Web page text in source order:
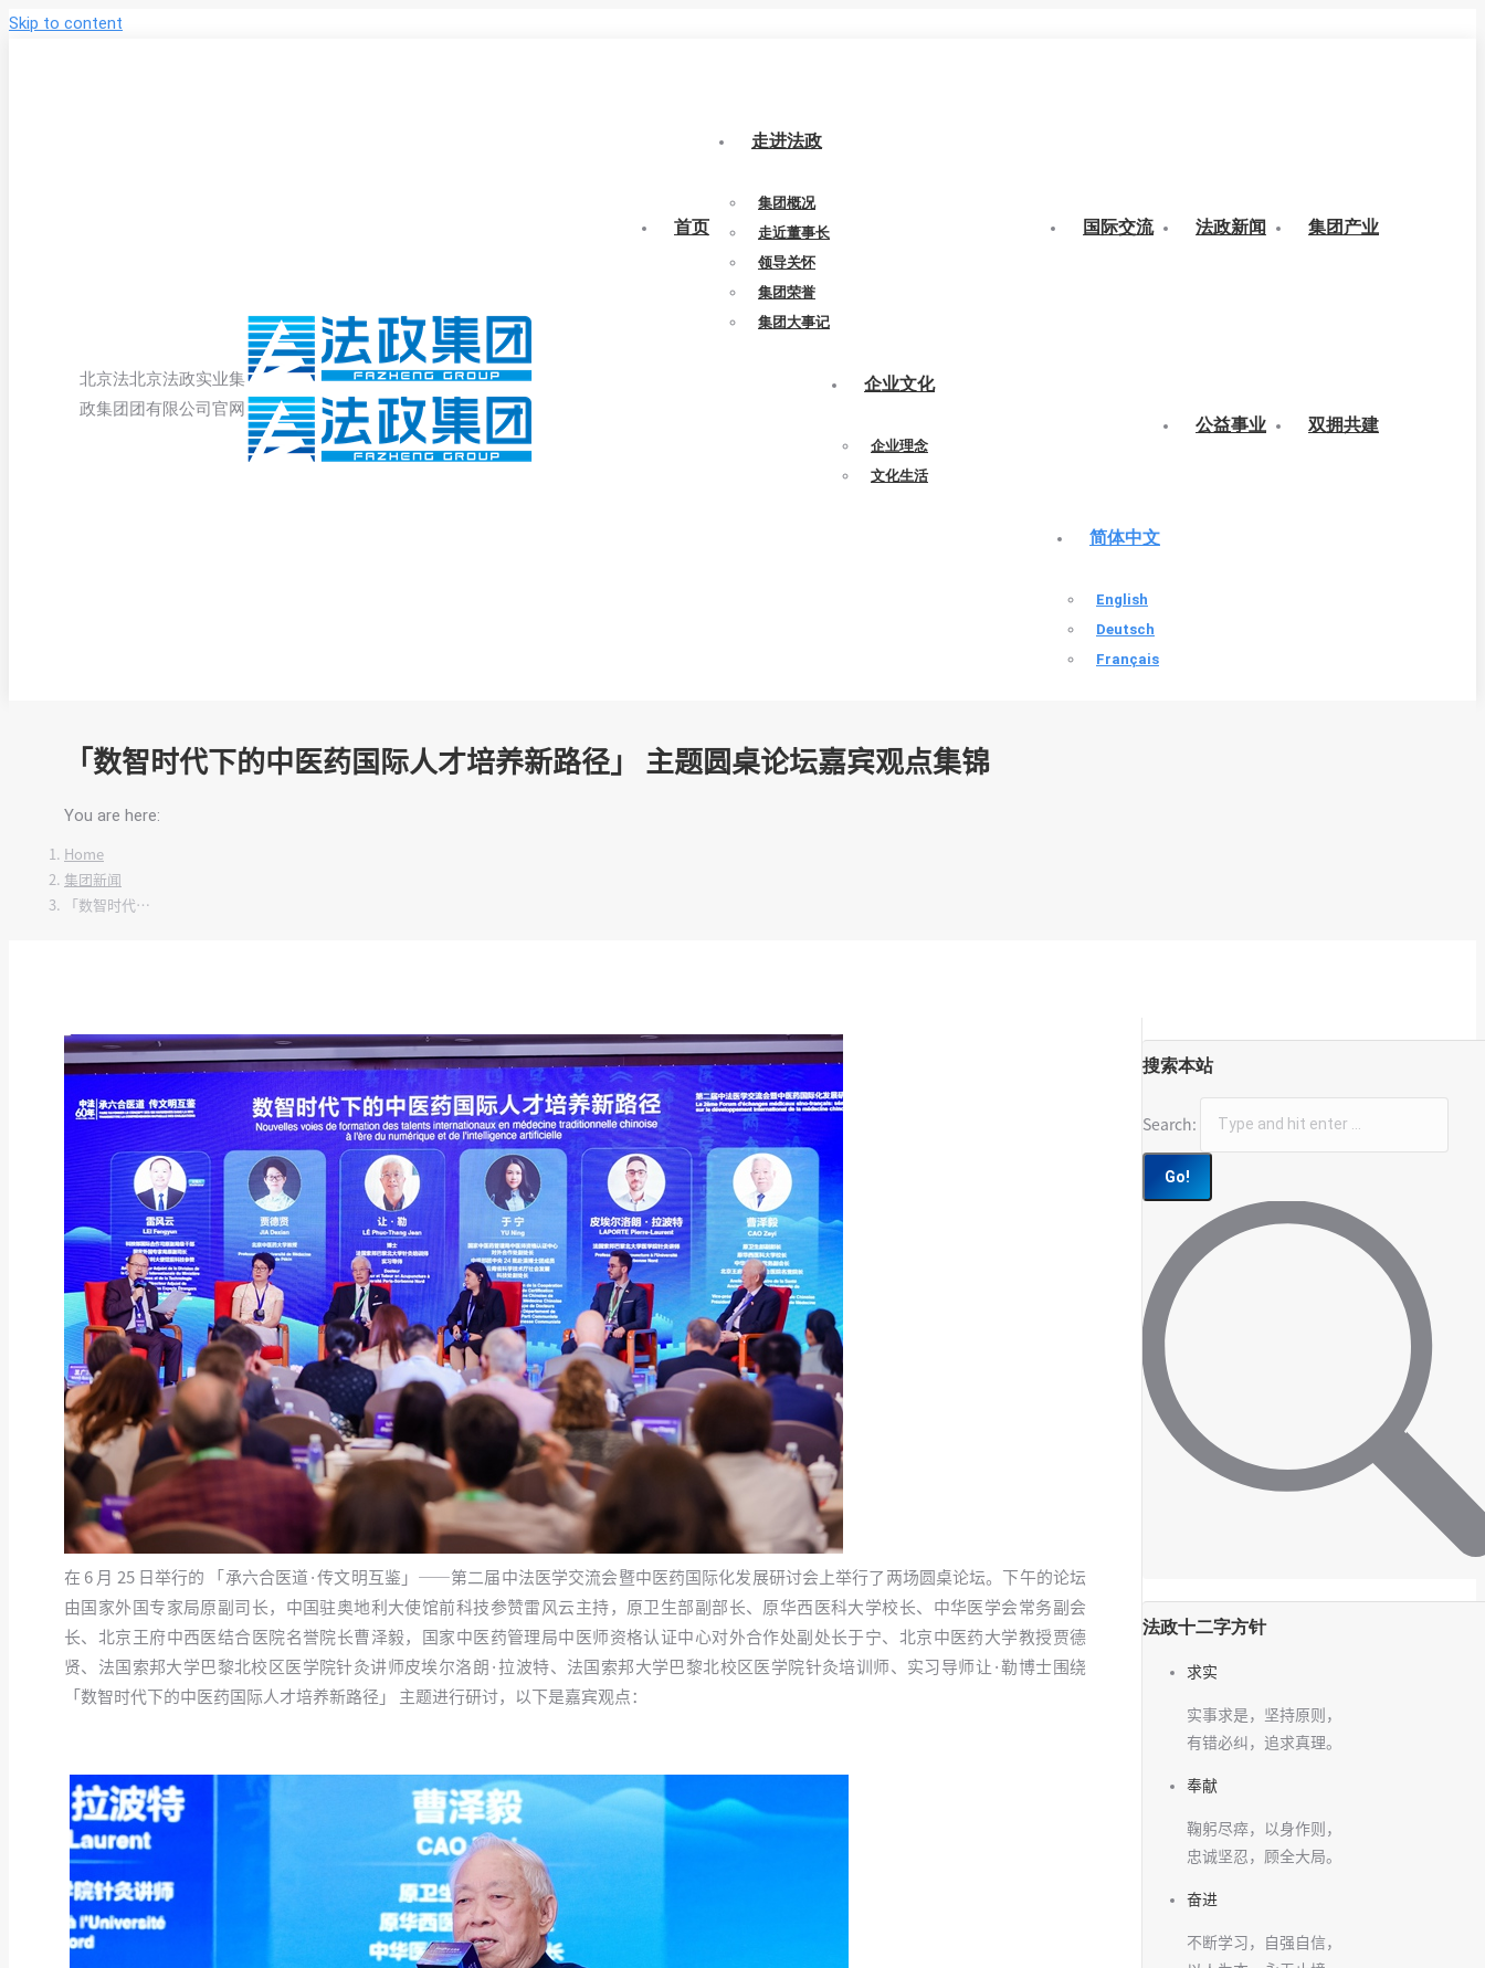
Skip to content
北京法
政集团
北京法政实业集
团有限公司官网
首页
走进法政
集团概况
走近董事长
领导关怀
集团荣誉
集团大事记
国际交流 法政新闻 集团产业
企业文化
企业理念
文化生活
公益事业 双拥共建
简体中文
English
Deutsch
Français
「数智时代下的中医药国际人才培养新路径」 主题圆桌论坛嘉宾观点集锦
You are here:
Home
集团新闻
「数智时代…
在 6 月 25 日举行的 「承六合医道·传文明互鉴」——第二届中法医学交流会暨中医药国际化发展研讨会上举行了两场圆桌论坛。下午的论坛
由国家外国专家局原副司长，中国驻奥地利大使馆前科技参赞雷风云主持，原卫生部副部长、原华西医科大学校长、中华医学会常务副会
长、北京王府中西医结合医院名誉院长曹泽毅，国家中医药管理局中医师资格认证中心对外合作处副处长于宁、北京中医药大学教授贾德
贤、法国索邦大学巴黎北校区医学院针灸讲师皮埃尔洛朗·拉波特、法国索邦大学巴黎北校区医学院针灸培训师、实习导师让·勒博士围绕
「数智时代下的中医药国际人才培养新路径」 主题进行研讨，以下是嘉宾观点：
搜索本站
Search:
法政十二字方针
求实
实事求是，坚持原则，
有错必纠，追求真理。
奉献
鞠躬尽瘁，以身作则，
忠诚坚忍，顾全大局。
奋进
不断学习，自强自信，